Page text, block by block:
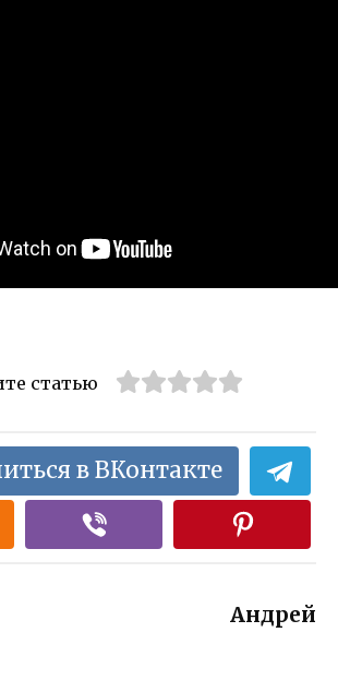
статью
в ВКонтакте
Андрей